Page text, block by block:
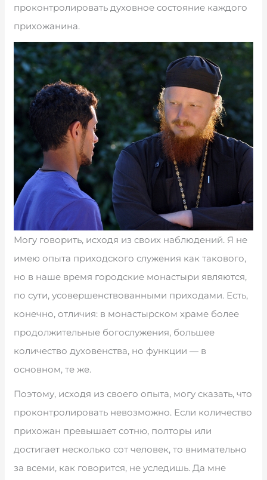
проконтролировать духовное состояние каждого
прихожанина.
Могу говорить, исходя из своих наблюдений. Я не
имею опыта приходского служения как такового,
но в наше время городские монастыри являются,
по сути, усовершенствованными приходами. Есть,
конечно, отличия: в монастырском храме более
продолжительные богослужения, большее
количество духовенства, но функции — в
основном, те же.
Поэтому, исходя из своего опыта, могу сказать, что
проконтролировать невозможно. Если количество
прихожан превышает сотню, полторы или
достигает несколько сот человек, то внимательно
за всеми, как говорится, не уследишь. Да мне